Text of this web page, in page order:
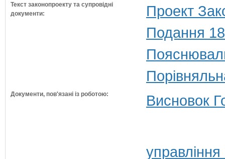
Текст законопроекту та супровідні
документи:
Проект
Подання
Документи, пов'язані із роботою: Висновок